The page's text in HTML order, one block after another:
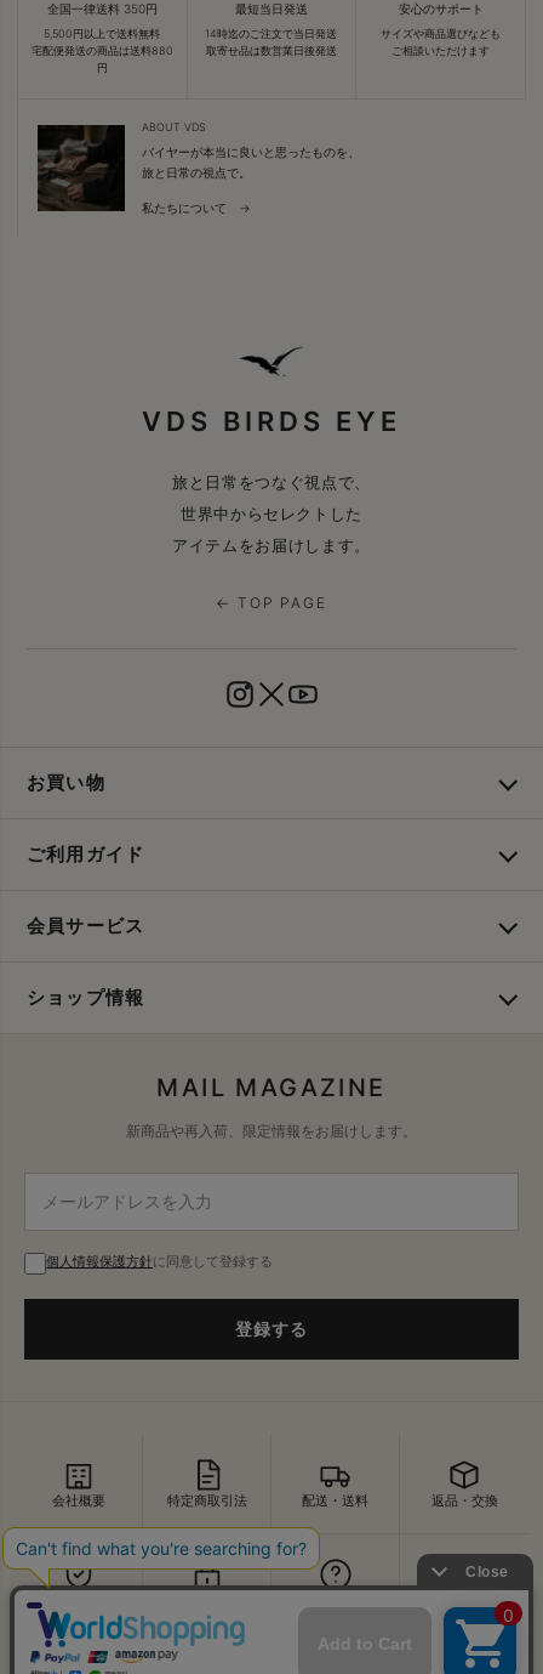
全国一律送料 350円
5,500円以上で送料無料
宅配便発送の商品は送料880
円
最短当日発送
14時迄のご注文で当日発送
取寄せ品は数営業日後発送
安心のサポート
サイズや商品選びなども
ご相談いただけます
ABOUT VDS
バイヤーが本当に良いと思ったものを、
旅と日常の視点で。
私たちについて →
VDS BIRDS EYE
旅と日常をつなぐ視点で、
世界中からセレクトした
アイテムをお届けします。
← TOP PAGE
お買い物
ご利用ガイド
会員サービス
ショップ情報
MAIL MAGAZINE
新商品や再入荷、限定情報をお届けします。
個人情報保護方針に同意して登録する
登録する
会社概要 特定商取引法 配送・送料 返品・交換
セキュリティ お問い合わせ